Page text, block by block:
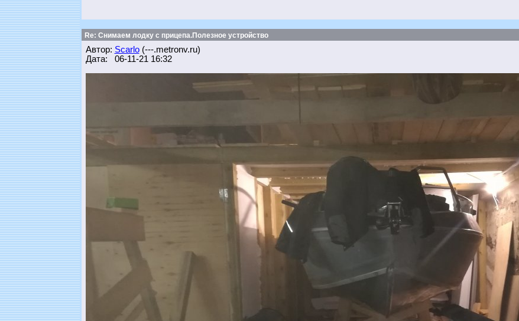
Re: Снимаем лодку с прицепа.Полезное устройство
Автор: Scarlo(---.metronv.ru)
Дата: 06-11-21 16:32